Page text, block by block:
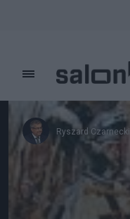
Ryszard Czarnecki